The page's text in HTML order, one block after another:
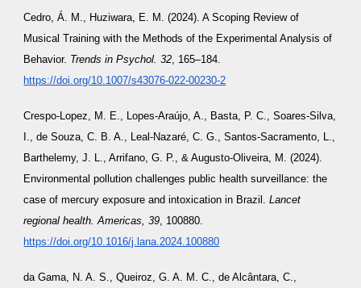
Cedro, Á. M., Huziwara, E. M. (2024). A Scoping Review of
Musical Training with the Methods of the Experimental Analysis of
Behavior. Trends in Psychol. 32, 165–184.
https://doi.org/10.1007/s43076-022-00230-2
Crespo-Lopez, M. E., Lopes-Araújo, A., Basta, P. C., Soares-Silva,
I., de Souza, C. B. A., Leal-Nazaré, C. G., Santos-Sacramento, L.,
Barthelemy, J. L., Arrifano, G. P., & Augusto-Oliveira, M. (2024).
Environmental pollution challenges public health surveillance: the
case of mercury exposure and intoxication in Brazil.Lancet
regional health. Americas, 39, 100880.
https://doi.org/10.1016/j.lana.2024.100880
da Gama, N. A. S., Queiroz, G. A. M. C., de Alcântara, C.,